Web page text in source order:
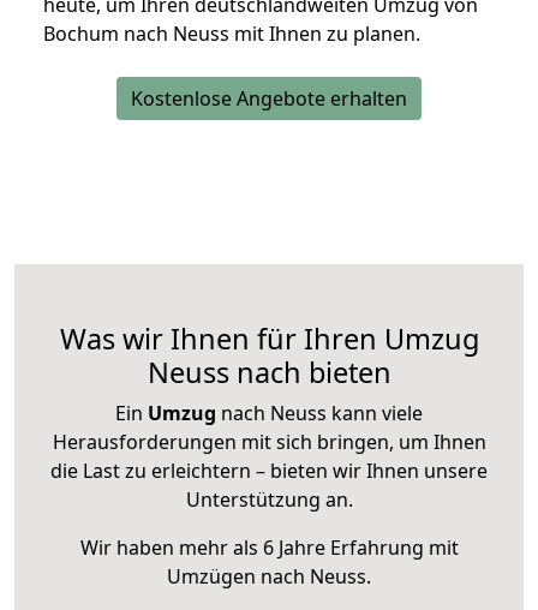
Bochum nach Neuss mit Ihnen zu planen.
Kostenlose Angebote erhalten
Was wir Ihnen für Ihren Umzug
Neuss nach bieten
Ein Umzug nach Neuss kann viele
Herausforderungen mit sich bringen, um Ihnen
die Last zu erleichtern – bieten wir Ihnen unsere
Unterstützung an.
Wir haben mehr als 6 Jahre Erfahrung mit
Umzügen nach Neuss.